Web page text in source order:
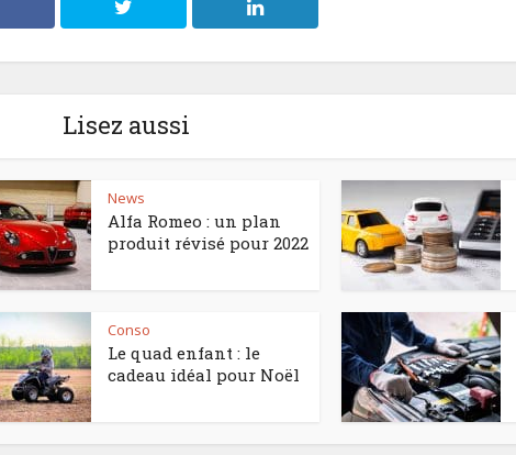
Lisez aussi
News
Alfa Romeo : un plan
produit révisé pour 2022
Conso
Le quad enfant : le
cadeau idéal pour Noël